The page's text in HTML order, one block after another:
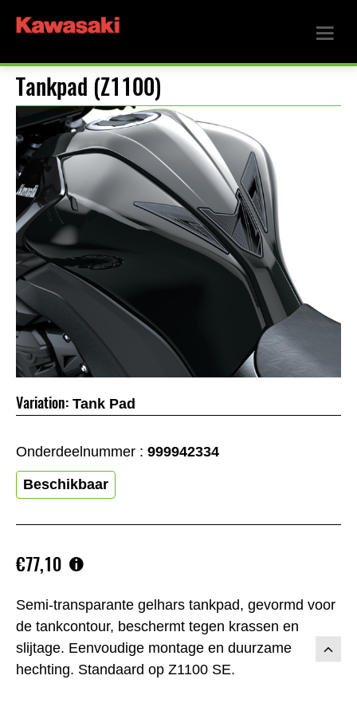
Tankpad (Z1100)
Semi-transparante gelhars tankpad, gevormd voor
de tankcontour, beschermt tegen krassen en
slijtage. Eenvoudige montage en duurzame
hechting. Standaard op Z1100 SE.
€77,10
Variation: Tank Pad
Onderdeelnummer : 999942334
Beschikbaar